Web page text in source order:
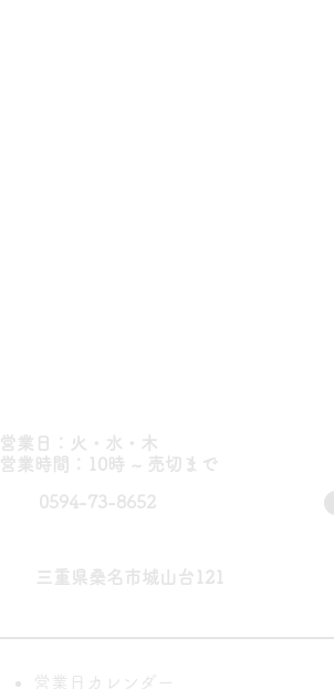
営業日：火・水・木
​営業時間：10時 ~ 売切まで
0594-73-8652
三重県桑名市城山台121
営業日カレンダー